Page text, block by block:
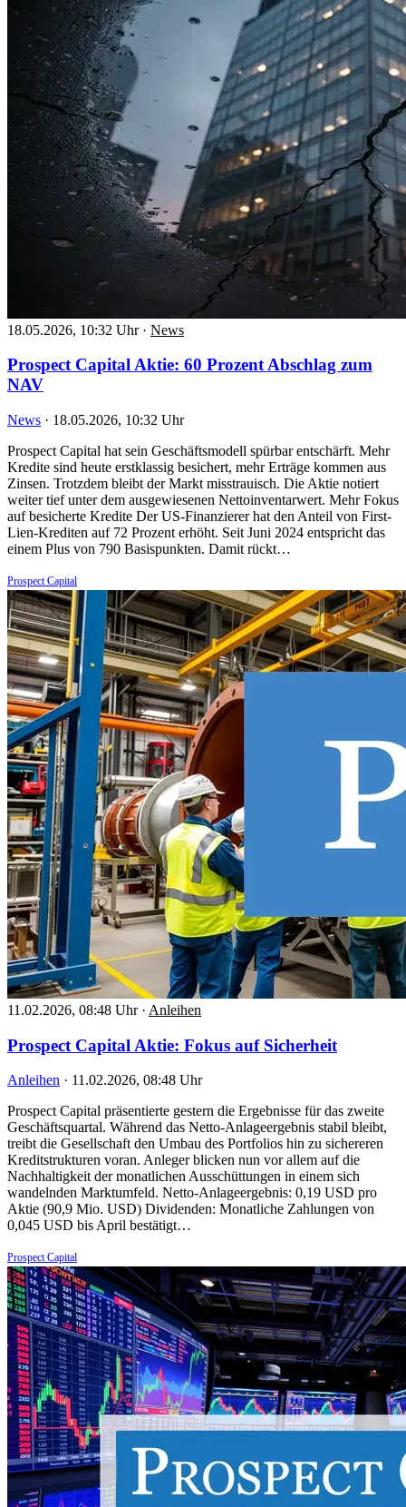
18.05.2026, 10:32 Uhr · News
Prospect Capital Aktie: 60 Prozent Abschlag zum
NAV
News · 18.05.2026, 10:32 Uhr
Prospect Capital hat sein Geschäftsmodell spürbar entschärft. Mehr
Kredite sind heute erstklassig besichert, mehr Erträge kommen aus
Zinsen. Trotzdem bleibt der Markt misstrauisch. Die Aktie notiert
weiter tief unter dem ausgewiesenen Nettoinventarwert. Mehr Fokus
auf besicherte Kredite Der US-Finanzierer hat den Anteil von First-
Lien-Krediten auf 72 Prozent erhöht. Seit Juni 2024 entspricht das
einem Plus von 790 Basispunkten. Damit rückt…
Prospect Capital
11.02.2026, 08:48 Uhr · Anleihen
Prospect Capital Aktie: Fokus auf Sicherheit
Anleihen · 11.02.2026, 08:48 Uhr
Prospect Capital präsentierte gestern die Ergebnisse für das zweite
Geschäftsquartal. Während das Netto-Anlageergebnis stabil bleibt,
treibt die Gesellschaft den Umbau des Portfolios hin zu sichereren
Kreditstrukturen voran. Anleger blicken nun vor allem auf die
Nachhaltigkeit der monatlichen Ausschüttungen in einem sich
wandelnden Marktumfeld. Netto-Anlageergebnis: 0,19 USD pro
Aktie (90,9 Mio. USD) Dividenden: Monatliche Zahlungen von
0,045 USD bis April bestätigt…
Prospect Capital